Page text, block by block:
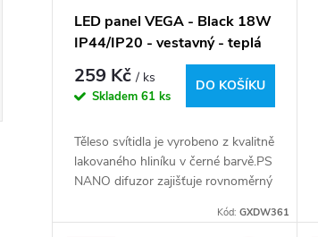
LED panel VEGA - Black 18W
IP44/IP20 - vestavný - teplá
bílá
259 Kč/ ks
Skladem 61 ks
DO KOŠÍKU
Těleso svítidla je vyrobeno z kvalitně
lakovaného hliníku v černé barvě.PS
NANO difuzor zajišťuje rovnoměrný
širokém úhlu 120°.Energeticky
Kód:GXDW361